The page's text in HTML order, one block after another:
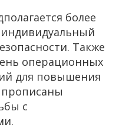
более
индивидуальный
Также
операционных
для повышения
прописаны
с